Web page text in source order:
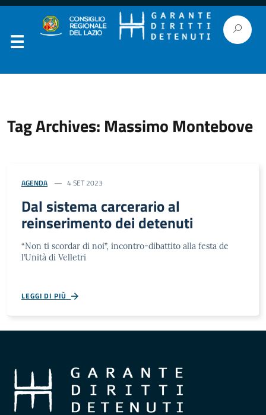
Tag Archives: Massimo Montebove
AGENDA 4 SET 2023
Dal sistema carcerario al
reinserimento dei detenuti
“Non ti scordar di noi”, incontro-dibattito alla festa de
l’Unità di Velletri
LEGGI DI PIÙ